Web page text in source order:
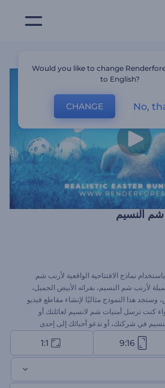
شم النسيم
نماذج الافتتاحية الواقعية لأرنب شم
لأرنب شم النسيم، بفرائه الأبيض الجميل،
وستجد هذا النموذج مثاليًا لإنشاء مقاطع فيديو
كنت ترسل أمنيات شم لانسيم لعائلتك أو
في شركتك، أو تدعو أحبائك إلى إحدى
ممتعة وسهلة لفعل ذلك. اكتب رسالتك
مقطع موسيقي احتفالي للحصول على مقطع
دقائق. لم الانتظار؟ قم بإنشائه الآن، ودع مرح
9:16
1:1
Would you like to change
to English?
CHANGE No,